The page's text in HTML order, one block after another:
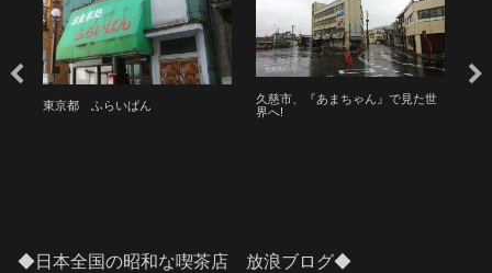
東京都 ふらいぱん
久慈市、『あまちゃん』で見た世
界へ!
◆日本全国の昭和な喫茶店 放浪ブログ◆